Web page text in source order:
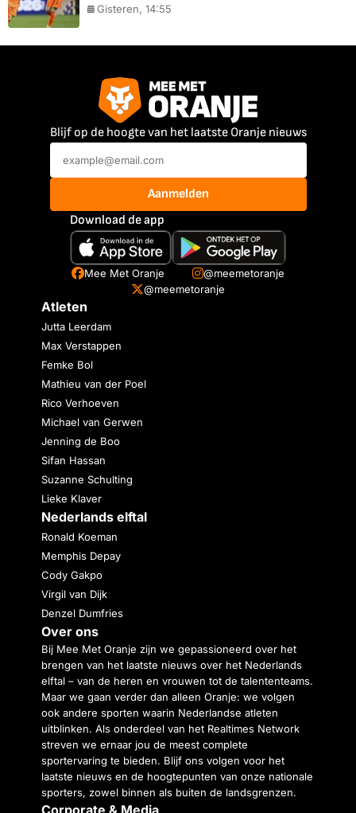
Gisteren, 14:55
Blijf op de hoogte van het laatste Oranje nieuws
Aanmelden
Download de app
Mee Met Oranje
@meemetoranje
@meemetoranje
Atleten
Jutta Leerdam
Max Verstappen
Femke Bol
Mathieu van der Poel
Rico Verhoeven
Michael van Gerwen
Jenning de Boo
Sifan Hassan
Suzanne Schulting
Lieke Klaver
Nederlands elftal
Ronald Koeman
Memphis Depay
Cody Gakpo
Virgil van Dijk
Denzel Dumfries
Over ons
Bij Mee Met Oranje zijn we gepassioneerd over het
brengen van het laatste nieuws over het Nederlands
elftal – van de heren en vrouwen tot de talententeams.
Maar we gaan verder dan alleen Oranje: we volgen
ook andere sporten waarin Nederlandse atleten
uitblinken. Als onderdeel van het Realtimes Network
streven we ernaar jou de meest complete
sportervaring te bieden. Blijf ons volgen voor het
laatste nieuws en de hoogtepunten van onze nationale
sporters, zowel binnen als buiten de landsgrenzen.
Corporate & Media